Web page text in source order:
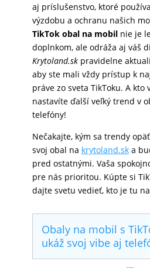
aj príslušenstvo, ktoré
výzdobu a ochranu našich
TikTok obal na mobilnie je
doplnkom, ale odráža aj váš
Krytoland.skpravidelne
aby ste mali vždy prístup k
práve zo sveta TikToku. A kto
nastavíte ďalší veľký trend v
telefóny!
Nečakajte, kým sa trendy
svoj obal na krytoland.ska
pred ostatnými. Vaša
pre nás prioritou. Kúpte si
dajte svetu vedieť, kto je tu
Obaly na mobil s
ukáž svoj vibe aj